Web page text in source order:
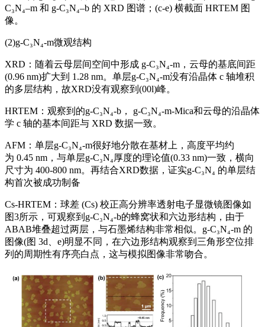
C₃N₄–m 和 g-C₃N₄–b 的 XRD 图谱；(c-e) 横截面 HRTEM 图
像。
(2)g-C₃N₄-m微观结构
XRD：随着云母层间空间中形成 g-C₃N₄-m，云母的基底间距
(0.96 nm)扩大到 1.28 nm。单层g-C₃N₄-m没有沿晶体 c 轴堆积
的多层结构，故XRD没有观察到(00l)峰。
HRTEM：观察到的g-C₃N₄-b， g-C₃N₄-m-Mica和云母的沿晶体
学 c 轴的基本间距与 XRD 数据一致。
AFM：单层g-C₃N₄-m很好地分散在基材上，高度平均约
为 0.45 nm，与单层g-C₃N₄厚度的理论值(0.33 nm)一致，横向
尺寸为 400-800 nm。再结合XRD数据，证实g-C₃N₄ 的单层结
构首次被成功制备
Cs-HRTEM：球差 (Cs) 校正高分辨率透射电子显微镜图像如
图3所示，可观察到g-C₃N₄-b的蜂窝状和六边形结构，由于
ABAB堆叠超过两层，与石墨烯结构非常相似。g-C₃N₄-m 的
图像(图 3d、e)明显不同，在六边形结构观察到三角形空位排
列的周期性有序亮白点，这与模拟图像非常吻合。